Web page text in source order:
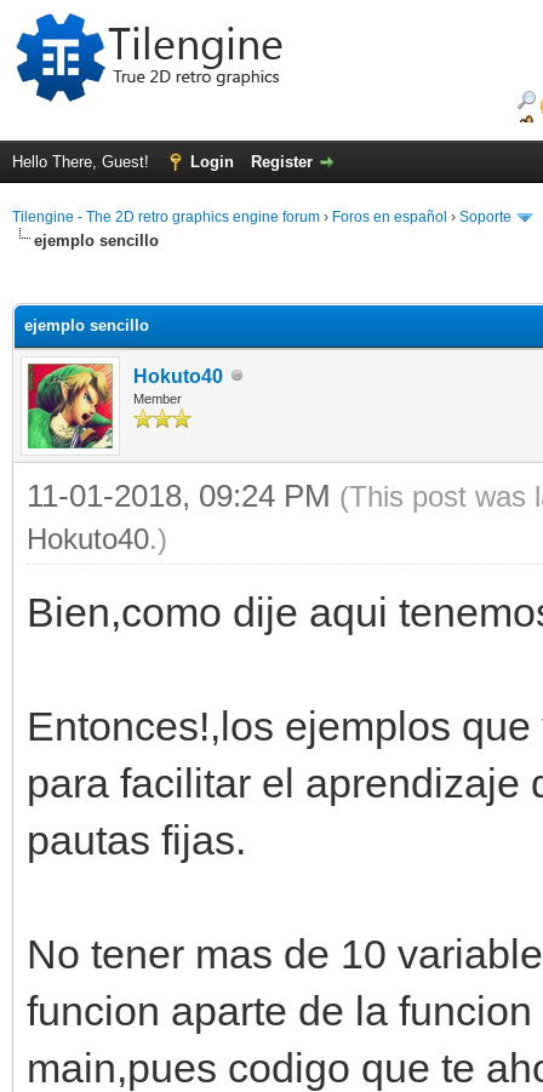
Hello There, Guest! Login Register
Tilengine - The 2D retro graphics engine forum › Foros en español › Soporte
ejemplo sencillo
ejemplo sencillo
Hokuto40
Member
11-01-2018, 09:24 PM (This post was
Hokuto40.)
Bien,como dije aqui
Entonces!,los ejemplos
para facilitar el aprendizaje
pautas fijas.
No tener mas de 10
funcion aparte de la
main,pues codigo que te